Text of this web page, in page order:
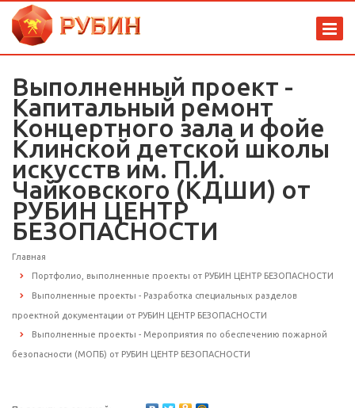
Выполненный проект -
Капитальный ремонт
Концертного зала и фойе
Клинской детской школы
искусств им. П.И.
Чайковского (КДШИ) от
РУБИН ЦЕНТР
БЕЗОПАСНОСТИ
Главная
Портфолио, выполненные проекты от РУБИН ЦЕНТР БЕЗОПАСНОСТИ
Выполненные проекты - Разработка специальных разделов
проектной документации от РУБИН ЦЕНТР БЕЗОПАСНОСТИ
Выполненные проекты - Мероприятия по обеспечению пожарной
безопасности (МОПБ) от РУБИН ЦЕНТР БЕЗОПАСНОСТИ